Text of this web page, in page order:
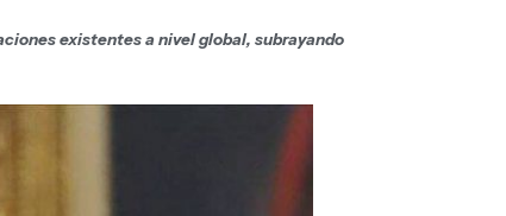
existentes a nivel global, subrayando